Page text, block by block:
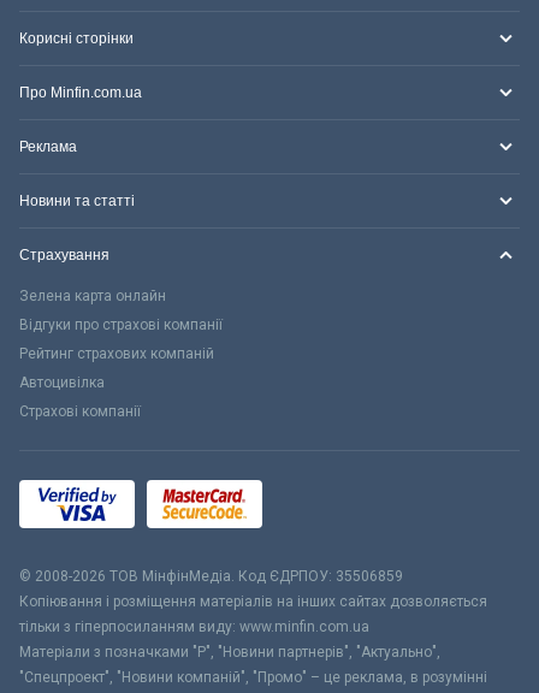
Корисні сторінки
Про Minfin.com.ua
Реклама
Новини та статті
Страхування
Зелена карта онлайн
Відгуки про страхові компанії
Рейтинг страхових компаній
Автоцивілка
Страхові компанії
© 2008-2026 ТОВ МiнфiнМедiа. Код ЄДРПОУ: 35506859
Копіювання і розміщення матеріалів на інших сайтах дозволяється
тільки з гіперпосиланням виду: www.minfin.com.ua
Матеріали з позначками "Р", "Новини партнерів", "Актуально",
"Спецпроект", "Новини компаній", "Промо" – це реклама, в розумінні